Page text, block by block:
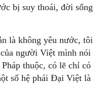
bị suy thoái, đời sống
là không yêu nước, tôi
người Việt mình nói
thuộc, có lẽ chỉ có
số hệ phái Đại Việt là